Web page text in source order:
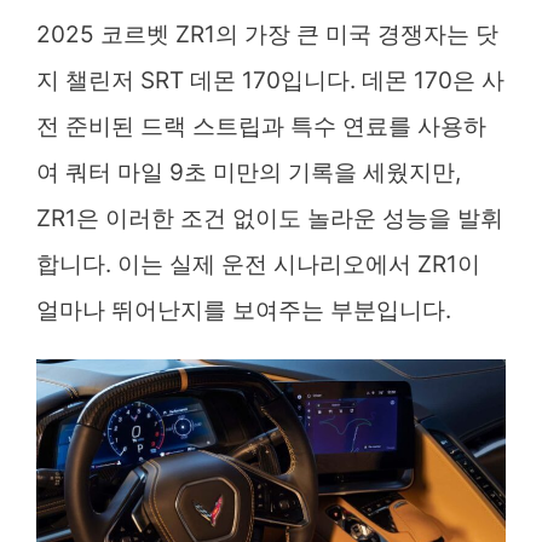
2025 코르벳 ZR1의 가장 큰 미국 경쟁자는 닷
지 챌린저 SRT 데몬 170입니다. 데몬 170은 사
전 준비된 드랙 스트립과 특수 연료를 사용하
여 쿼터 마일 9초 미만의 기록을 세웠지만,
ZR1은 이러한 조건 없이도 놀라운 성능을 발휘
합니다. 이는 실제 운전 시나리오에서 ZR1이
얼마나 뛰어난지를 보여주는 부분입니다.